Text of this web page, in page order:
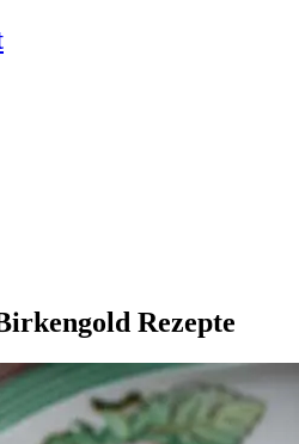
Rezepte